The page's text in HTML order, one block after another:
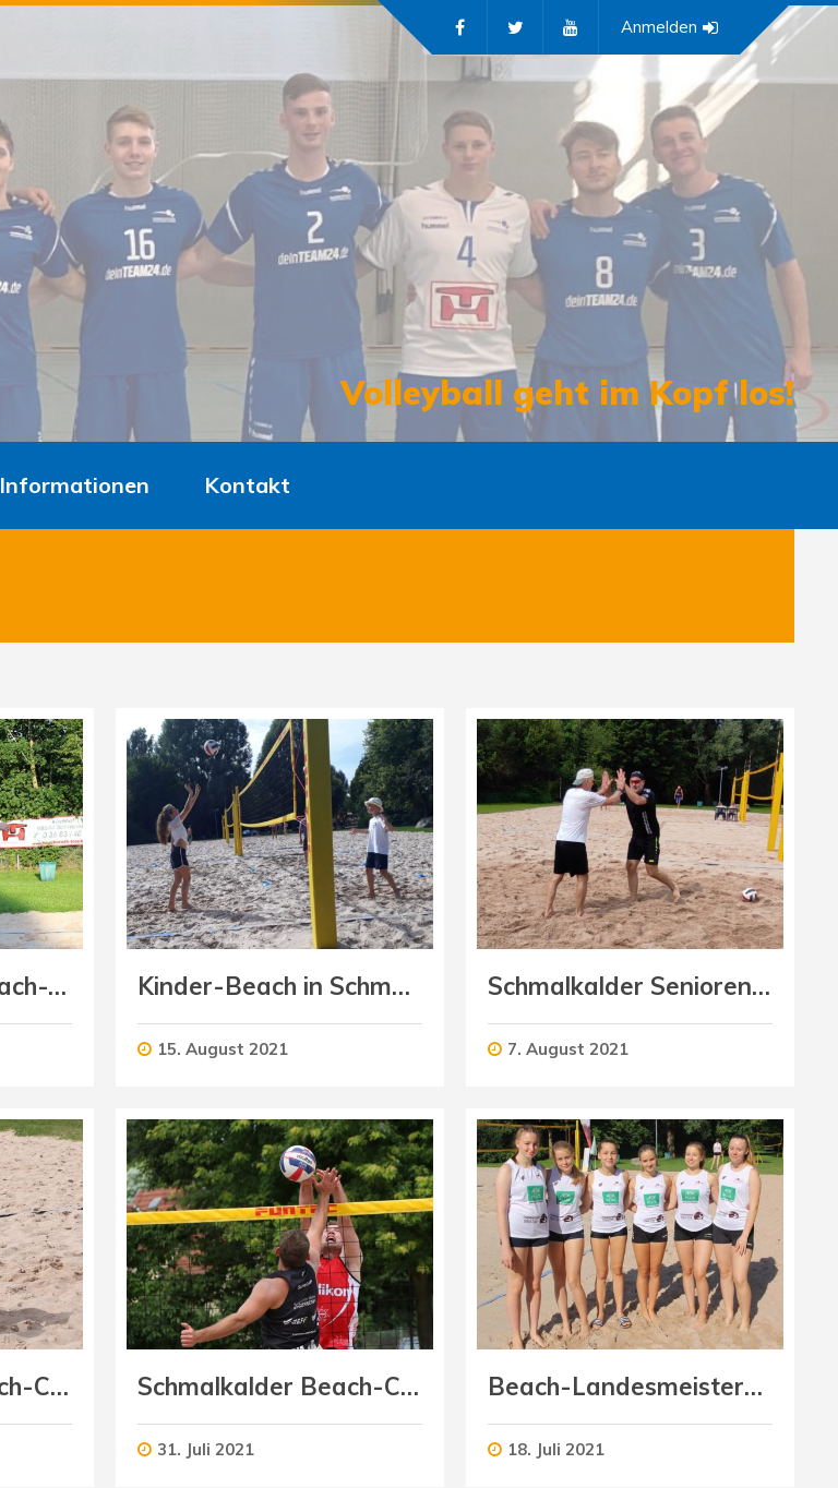
Volleyball geht im Kopf los!
Anmelden
Informationen Kontakt
3. Quadro-Fun-Beach-Turnier
Schmalkalder Beach-Cup (Damen)
Kinder-Beach in Schmalkalden
15. August 2021
Schmalkalder Beach-Cup (Herren)
31. Juli 2021
Schmalkalder Senioren-Beach-Cup
7. August 2021
Beach-Landesmeisterschaften U18 weiblich
18. Juli 2021